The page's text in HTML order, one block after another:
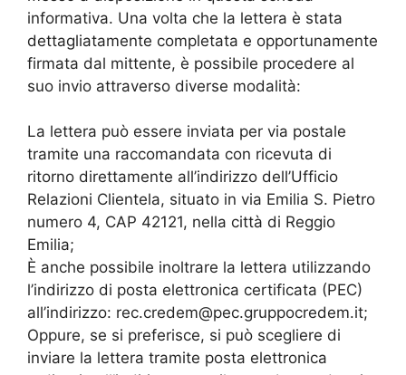
informativa. Una volta che la lettera è stata
dettagliatamente completata e opportunamente
firmata dal mittente, è possibile procedere al
suo invio attraverso diverse modalità:
La lettera può essere inviata per via postale
tramite una raccomandata con ricevuta di
ritorno direttamente all’indirizzo dell’Ufficio
Relazioni Clientela, situato in via Emilia S. Pietro
numero 4, CAP 42121, nella città di Reggio
Emilia;
È anche possibile inoltrare la lettera utilizzando
l’indirizzo di posta elettronica certificata (PEC)
all’indirizzo: rec.credem@pec.gruppocredem.it;
Oppure, se si preferisce, si può scegliere di
inviare la lettera tramite posta elettronica